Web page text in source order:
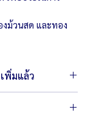
ม้วนสด และทอง
พิ่มแล้ว